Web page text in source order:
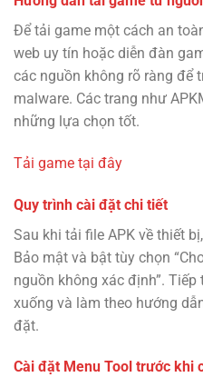
Để tải game một cách an
web uy tín hoặc diễn đàn
các nguồn không rõ ràng để
malware. Các trang như
những lựa chọn tốt.
Tải game tại đây
Quy trình cài đặt chi tiết
Sau khi tải file APK về thiết
Bảo mật và bật tùy chọn
nguồn không xác định”.
xuống và làm theo hướng
đặt.
Cài đặt Menu Tool trước khi